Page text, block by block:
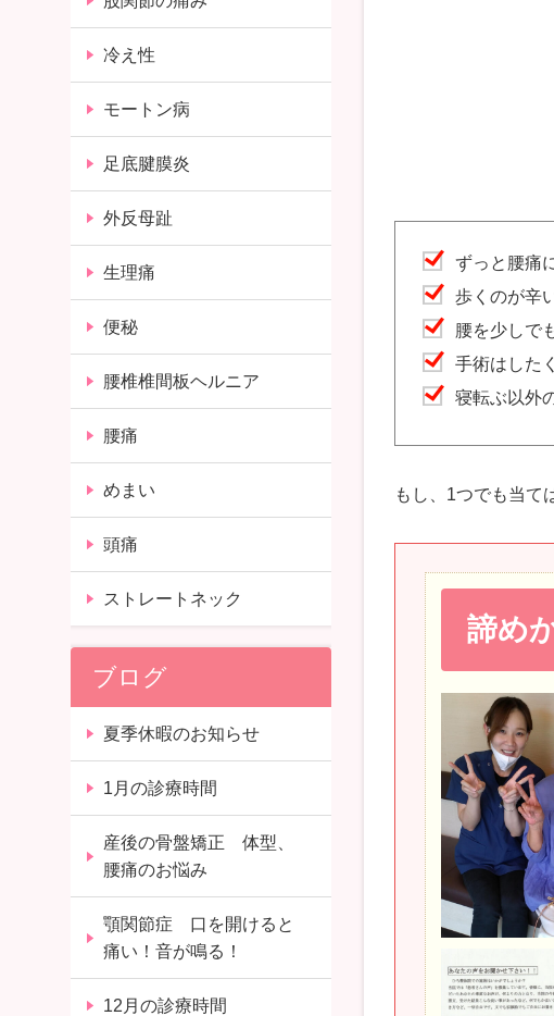
ずっと腰痛
歩くのが辛
腰を少しで
手術はした
寝転ぶ以外
もし、1つでも当て
諦め
冷え性
モートン病
足底腱膜炎
外反母趾
生理痛
便秘
腰椎椎間板ヘルニア
腰痛
めまい
頭痛
ストレートネック
ブログ
夏季休暇のお知らせ
1月の診療時間
産後の骨盤矯正 体型、
腰痛のお悩み
顎関節症 口を開けると
痛い！音が鳴る！
12月の診療時間